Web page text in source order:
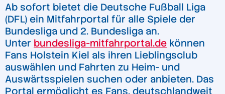
Ab sofort bietet die Deutsche Fußball Liga
(DFL) ein Mitfahrportal für alle Spiele der
Bundesliga und 2. Bundesliga an.
Unter bundesliga-mitfahrportal.de können
Fans Holstein Kiel als ihren Lieblingsclub
auswählen und Fahrten zu Heim- und
Auswärtsspielen suchen oder anbieten. Das
Portal ermöglicht es Fans, deutschlandweit